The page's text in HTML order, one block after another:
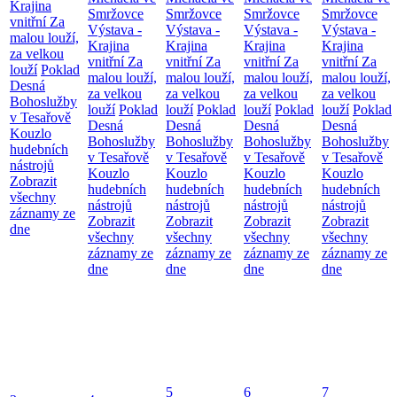
Krajina
vnitřní Za
malou louží,
za velkou
louží Poklad
Desná
Bohoslužby
v Tesařově
Kouzlo
hudebních
nástrojů
Zobrazit
všechny
záznamy ze
dne
Smržovce
Výstava -
Krajina
vnitřní Za
malou louží,
za velkou
louží Poklad
Desná
Bohoslužby
v Tesařově
Kouzlo
hudebních
nástrojů
Zobrazit
všechny
záznamy ze
dne
Smržovce
Výstava -
Krajina
vnitřní Za
malou louží,
za velkou
louží Poklad
Desná
Bohoslužby
v Tesařově
Kouzlo
hudebních
nástrojů
Zobrazit
všechny
záznamy ze
dne
Smržovce
Výstava -
Krajina
vnitřní Za
malou louží,
za velkou
louží Poklad
Desná
Bohoslužby
v Tesařově
Kouzlo
hudebních
nástrojů
Zobrazit
všechny
záznamy ze
dne
Smržovce
Výstava -
Krajina
vnitřní Za
malou louží,
za velkou
louží Poklad
Desná
Bohoslužby
v Tesařově
Kouzlo
hudebních
nástrojů
Zobrazit
všechny
záznamy ze
dne
5 6 7